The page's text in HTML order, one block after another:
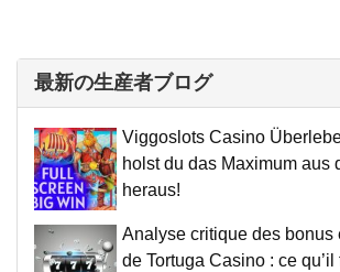
最新の生産者ブログ
Viggoslots Casino
holst du das Maximum aus
heraus!
Analyse critique des bonus
de Tortuga Casino : ce